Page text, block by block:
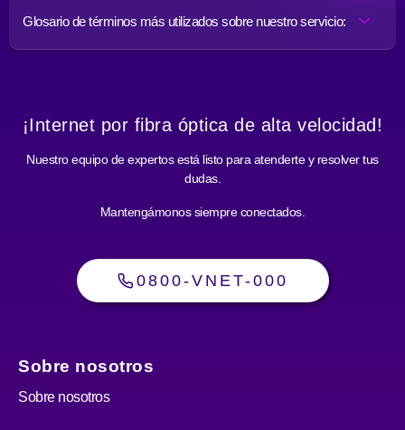
Glosario de términos más utilizados sobre nuestro servicio:
¡Internet por fibra óptica de alta velocidad!
Nuestro equipo de expertos está listo para atenderte y resolver tus
dudas.
Mantengámonos siempre conectados.
0800-VNET-000
Sobre nosotros
Sobre nosotros